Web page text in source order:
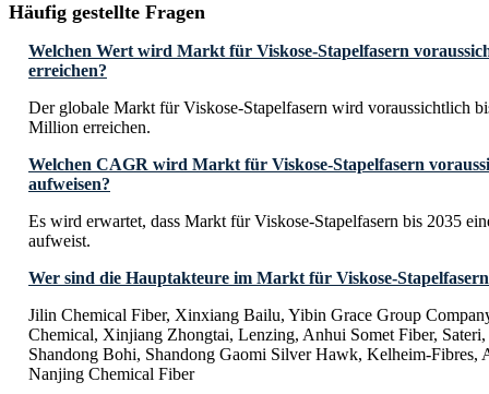
Häufig gestellte Fragen
Welchen Wert wird Markt für Viskose-Stapelfasern
erreichen?
Der globale Markt für Viskose-Stapelfasern wird voraussichtlich
Million erreichen.
Welchen CAGR wird Markt für Viskose-Stapelfasern
aufweisen?
Es wird erwartet, dass Markt für Viskose-Stapelfasern bis 2035
aufweist.
Wer sind die Hauptakteure im Markt für Viskose-
Jilin Chemical Fiber, Xinxiang Bailu, Yibin Grace Group
Chemical, Xinjiang Zhongtai, Lenzing, Anhui Somet Fiber,
Shandong Bohi, Shandong Gaomi Silver Hawk, Kelheim-Fibres,
Nanjing Chemical Fiber